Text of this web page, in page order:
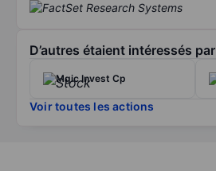
D’autres étaient intéressés par
Mgic Invest Cp
Voir toutes les actions